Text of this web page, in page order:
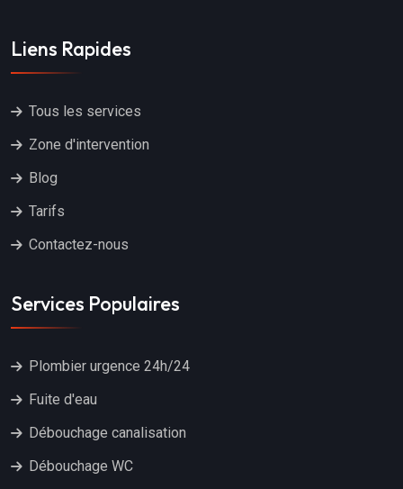
Liens Rapides
Tous les services
Zone d'intervention
Blog
Tarifs
Contactez-nous
Services Populaires
Plombier urgence 24h/24
Fuite d'eau
Débouchage canalisation
Débouchage WC